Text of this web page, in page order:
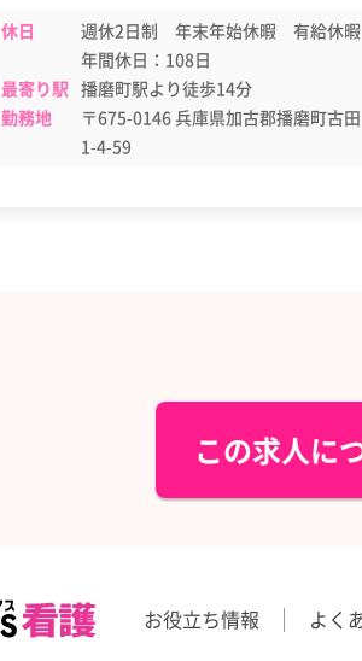
休日
週休2日制 年末年始休暇 有給休暇
年間休日：108日
最寄り駅 播磨町駅より徒歩14分
勤務地
〒675-0146 兵庫県加古郡播磨町古田
1-4-59
この求人に
お役立ち情報 よく